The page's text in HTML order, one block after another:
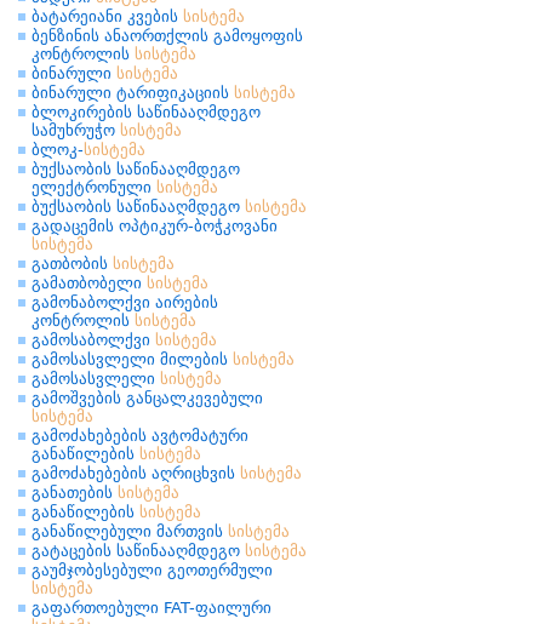
ბატარეიანი კვების სისტემა
ბენზინის ანაორთქლის გამოყოფის
კონტროლის სისტემა
ბინარული სისტემა
ბინარული ტარიფიკაციის სისტემა
ბლოკირების საწინააღმდეგო
სამუხრუჭო სისტემა
ბლოკ-სისტემა
ბუქსაობის საწინააღმდეგო
ელექტრონული სისტემა
ბუქსაობის საწინააღმდეგო სისტემა
გადაცემის ოპტიკურ-ბოჭკოვანი
სისტემა
გათბობის სისტემა
გამათბობელი სისტემა
გამონაბოლქვი აირების
კონტროლის სისტემა
გამოსაბოლქვი სისტემა
გამოსასვლელი მილების სისტემა
გამოსასვლელი სისტემა
გამოშვების განცალკევებული
სისტემა
გამოძახებების ავტომატური
განაწილების სისტემა
გამოძახებების აღრიცხვის სისტემა
განათების სისტემა
განაწილების სისტემა
განაწილებული მართვის სისტემა
გატაცების საწინააღმდეგო სისტემა
გაუმჯობესებული გეოთერმული
სისტემა
გაფართოებული FAT-ფაილური